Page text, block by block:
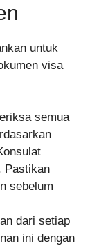
untuk
visa
semua
Pastikan
sebelum
dari setiap
ini dengan